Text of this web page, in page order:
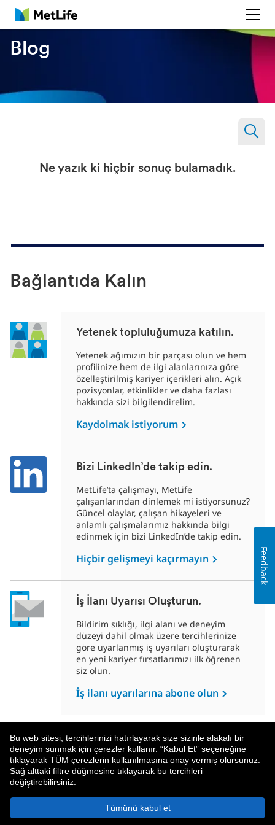
Bu web sitesi, tercihlerinizi hatırlayarak size sizinle alakalı bir
deneyim sunmak için çerezler kullanır. “Kabul Et” seçeneğine
tıklayarak TÜM çerezlerin kullanılmasına onay vermiş olursunuz.
Sağ alttaki filtre düğmesine tıklayarak bu tercihleri
değiştirebilirsiniz.
Tümünü kabul et
MetLife
Blog
Ne yazık ki hiçbir sonuç bulamadık.
Bağlantıda Kalın
Yetenek topluluğumuza katılın.
Yetenek ağımızın bir parçası olun ve hem
profilinize hem de ilgi alanlarınıza göre
özelleştirilmiş kariyer içerikleri alın. Açık
pozisyonlar, etkinlikler ve daha fazlası
hakkında sizi bilgilendirelim.
Kaydolmak istiyorum
Bizi LinkedIn’de takip edin.
MetLife’ta çalışmayı, MetLife
çalışanlarından dinlemek mi istiyorsunuz?
Güncel olaylar, çalışan hikayeleri ve
anlamlı çalışmalarımız hakkında bilgi
edinmek için bizi LinkedIn’de takip edin.
Hiçbir gelişmeyi kaçırmayın
İş İlanı Uyarısı Oluşturun.
Bildirim sıklığı, ilgi alanı ve deneyim
düzeyi dahil olmak üzere tercihlerinize
göre uyarlanmış iş uyarıları oluşturarak
en yeni kariyer fırsatlarımızı ilk öğrenen
siz olun.
İş ilanı uyarılarına abone olun
MetLife Hakkında
© 2026 MetLife Services and Solutions, LLC.
Feedback